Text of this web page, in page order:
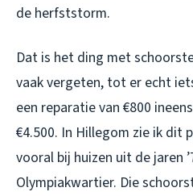
de herfststorm.
Dat is het ding met
vaak vergeten, tot er echt
een reparatie van €800
€4.500. In Hillegom zie ik dit
vooral bij huizen uit de jaren
Olympiakwartier. Die